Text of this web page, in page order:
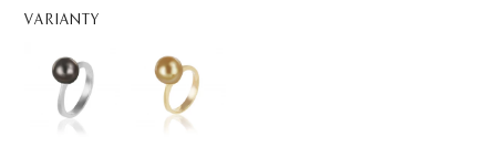
VARIANTY